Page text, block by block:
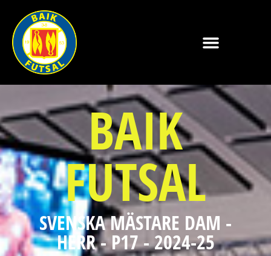
BAIK
FUTSAL
SVENSKA MÄSTARE DAM -
HERR - P17 - 2024-25